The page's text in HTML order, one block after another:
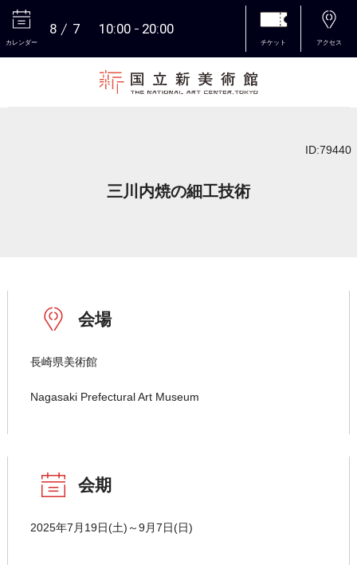
カレンダー
8 7 10:00 20:00
チケット アクセス
ID:79440
三川内焼の細工技術
会場
長崎県美術館
Nagasaki Prefectural Art Museum
会期
2025年7月19日(土)～9月7日(日)